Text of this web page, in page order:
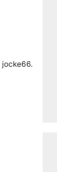
jocke66.